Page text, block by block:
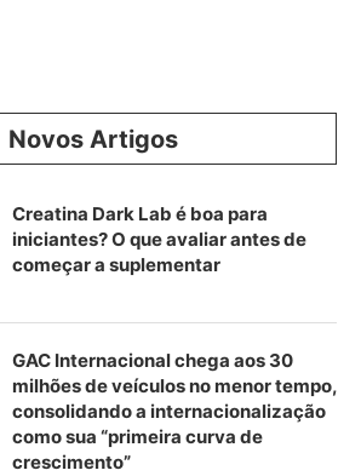
Novos Artigos
Creatina Dark Lab é boa para
iniciantes? O que avaliar antes de
começar a suplementar
GAC Internacional chega aos 30
milhões de veículos no menor tempo,
consolidando a internacionalização
como sua “primeira curva de
crescimento”